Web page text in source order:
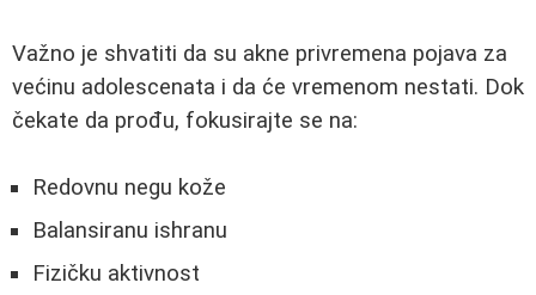
Važno je shvatiti da su akne privremena pojava za
većinu adolescenata i da će vremenom nestati. Dok
čekate da prođu, fokusirajte se na:
Redovnu negu kože
Balansiranu ishranu
Fizičku aktivnost